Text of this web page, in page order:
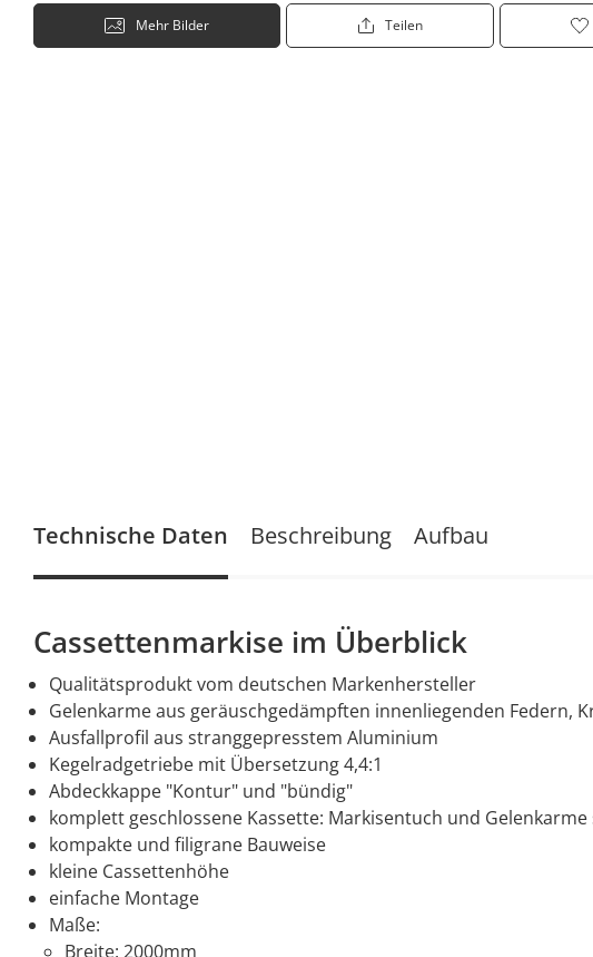
Mehr Bilder Teilen
Technische Daten
Cassettenmarkise im Überblick
Qualitätsprodukt vom deutschen Markenhersteller
Gelenkarme aus geräuschgedämpften innenliegenden
Ausfallprofil aus stranggepresstem Aluminium
Kegelradgetriebe mit Übersetzung 4,4:1
Abdeckkappe "Kontur" und "bündig"
komplett geschlossene Kassette: Markisentuch und
kompakte und filigrane Bauweise
kleine Cassettenhöhe
einfache Montage
Maße:
Breite: 2000mm
Beschreibung Aufbau